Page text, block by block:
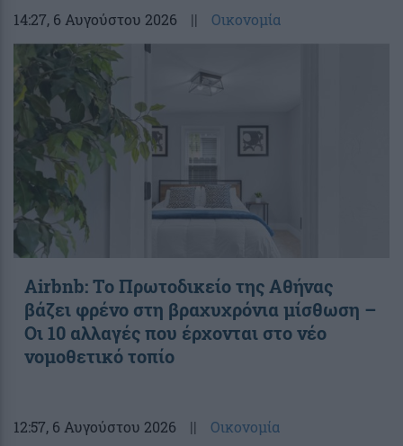
14:27, 6 Αυγούστου 2026 || Οικονομία
Airbnb: Το Πρωτοδικείο της Αθήνας
βάζει φρένο στη βραχυχρόνια μίσθωση –
Οι 10 αλλαγές που έρχονται στο νέο
νομοθετικό τοπίο
12:57, 6 Αυγούστου 2026 || Οικονομία